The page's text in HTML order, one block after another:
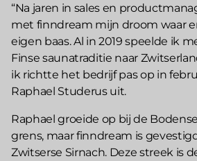
“Na jaren in sales en
met finndream mijn droom waar
eigen baas. Al in 2019 speelde ik
Finse saunatraditie naar
ik richtte het bedrijf pas op in
Raphael Studerus uit.
Raphael groeide op bij de
grens, maar finndream is
Zwitserse Sirnach. Deze streek is